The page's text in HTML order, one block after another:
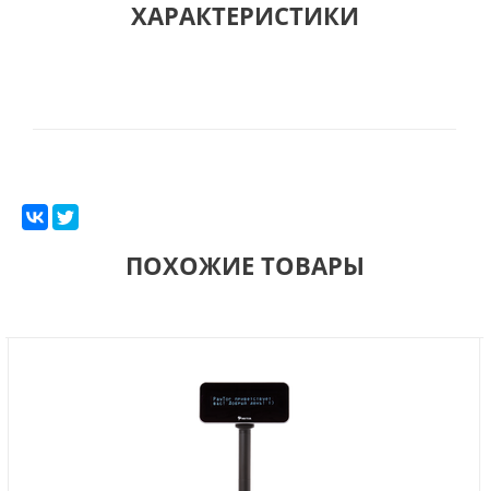
ХАРАКТЕРИСТИКИ
ПОХОЖИЕ ТОВАРЫ